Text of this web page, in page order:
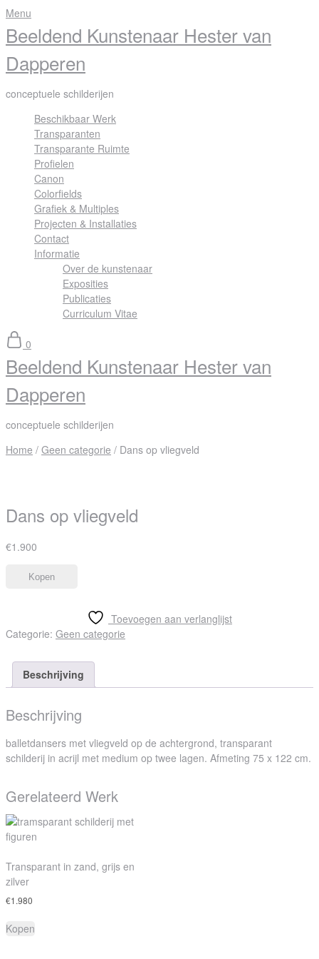
Skip
to
content
Menu
Beeldend Kunstenaar Hester van
Dapperen
conceptuele schilderijen
Beschikbaar Werk
Transparanten
Transparante Ruimte
Profielen
Canon
Colorfields
Grafiek & Multiples
Projecten & Installaties
Contact
Informatie
Over de kunstenaar
Exposities
Publicaties
Curriculum Vitae
0
Beeldend Kunstenaar Hester van
Dapperen
conceptuele schilderijen
Home / Geen categorie / Dans op vliegveld
Dans op vliegveld
€1.900
Kopen
Toevoegen aan verlanglijst
Categorie: Geen categorie
Beschrijving
Beschrijving
balletdansers met vliegveld op de achtergrond, transparant
schilderij in acrijl met medium op twee lagen. Afmeting 75 x 122 cm.
Gerelateerd Werk
Transparant in zand, grijs en
zilver
€1.980
Kopen